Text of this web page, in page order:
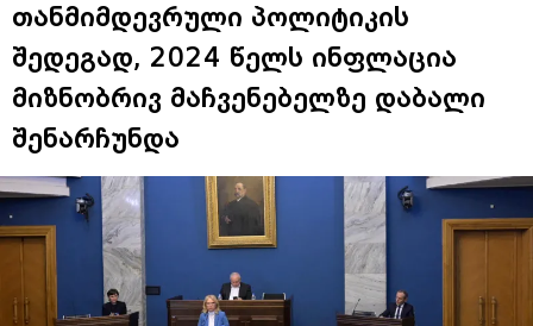
თანმიმდევრული პოლიტიკის
შედეგად, 2024 წელს ინფლაცია
მიზნობრივ მაჩვენებელზე დაბალი
შენარჩუნდა